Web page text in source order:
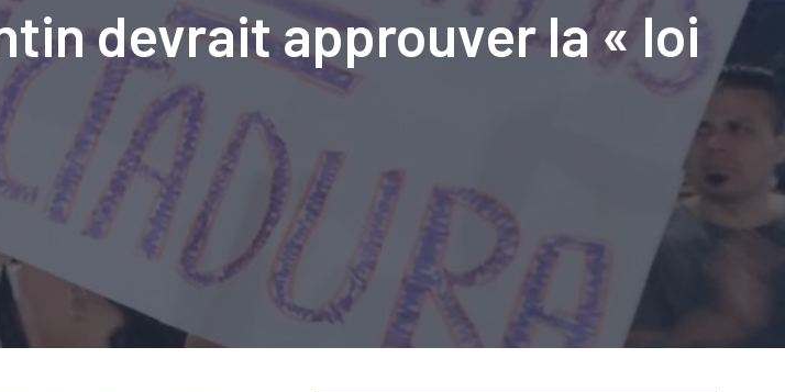
devrait approuver la « loi